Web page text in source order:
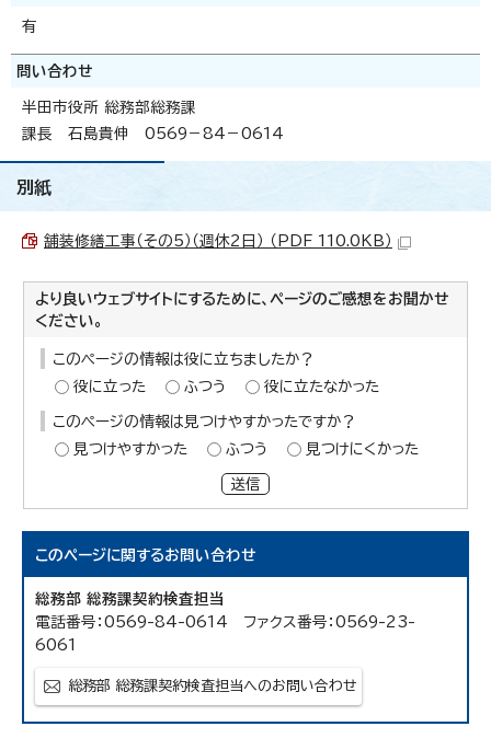
有
問い合わせ
半田市役所 総務部総務課
課長 石島貴伸 0569－84－0614
別紙
舗装修繕工事（その5）（週休2日） （PDF 110.0KB）
より良いウェブサイトにするために、ページのご感想をお聞かせ
ください。
このページの情報は役に立ちましたか？
役に立った
ふつう 役に立たなかった
このページの情報は見つけやすかったですか？
見つけやすかった
ふつう 見つけにくかった
送信
このページに関するお問い合わせ
総務部 総務課契約検査担当
電話番号：0569-84-0614 ファクス番号：0569-23-
6061
総務部 総務課契約検査担当へのお問い合わせ